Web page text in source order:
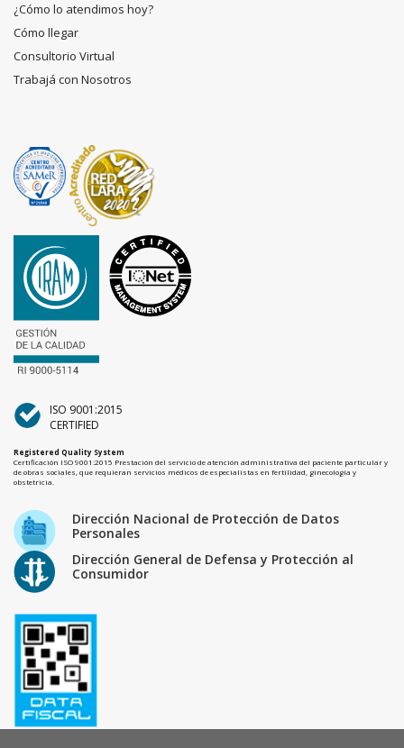
¿Cómo lo atendimos hoy?
Cómo llegar
Consultorio Virtual
Trabajá con Nosotros
ISO 9001:2015
CERTIFIED
Registered Quality System
Certificación ISO 9001:2015 Prestación del servicio de atención administrativa del paciente particular y
de obras sociales, que requieran servicios médicos de especialistas en fertilidad, ginecología y
obstetricia.
Dirección Nacional de Protección de Datos
Personales
Dirección General de Defensa y Protección al
Consumidor